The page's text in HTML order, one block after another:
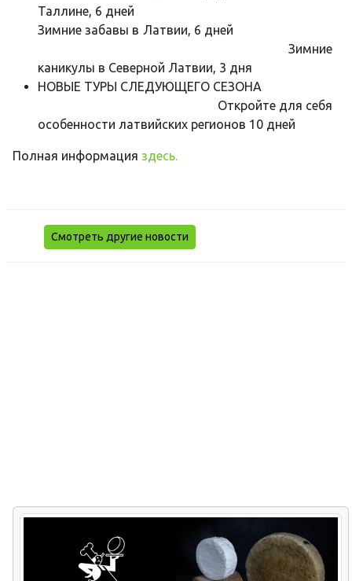
Таллине, 6 дней
Зимние забавы в Латвии, 6 дней
Зимние
каникулы в Северной Латвии, 3 дня
НОВЫЕ ТУРЫ СЛЕДУЮЩЕГО СЕЗОНА
Откройте для себя
особенности латвийских регионов 10 дней
Полная информация здесь.
Смотреть другие новости